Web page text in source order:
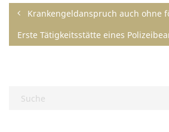
Krankengeldanspruch auch ohne förmliche